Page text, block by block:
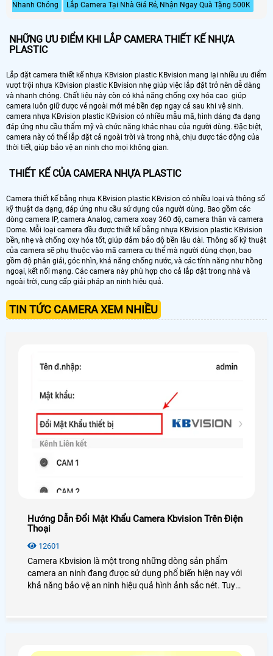
Nhanh Chóng
Lắp Camera Tại Nhà Giá Rẻ, Nhận Ngay Quà Tặng 500K
NHỮNG ƯU ĐIỂM KHI LẮP CAMERA THIẾT KẾ NHỰA
PLASTIC
Lắp đặt camera thiết kế nhựa KBvision plastic KBvision mang lại nhiều ưu điểm
vượt trội nhựa KBvision plastic KBvision nhẹ giúp việc lắp đặt trở nên dễ dàng
và nhanh chóng. Chất liệu này còn có khả năng chống oxy hóa cao giúp
camera luôn giữ được vẻ ngoài mới mẻ bền đẹp ngay cả sau khi vệ sinh.
camera nhựa KBvision plastic KBvision có nhiều mẫu mã, hình dáng đa dạng
đáp ứng nhu cầu thẩm mỹ và chức năng khác nhau của người dùng. Đặc biệt,
camera này có thể lắp đặt cả ngoài trời và trong nhà, chịu được tác động của
thời tiết, giúp bảo vệ an ninh cho mọi không gian.
THIẾT KẾ CỦA CAMERA NHỰA PLASTIC
Camera thiết kế bằng nhựa KBvision plastic KBvision có nhiều loại và thông số
kỹ thuật đa dạng, đáp ứng nhu cầu sử dụng của người dùng. Bao gồm các
dòng camera IP, camera Analog, camera xoay 360 độ, camera thân và camera
Dome. Mỗi loại camera đều được thiết kế bằng nhựa KBvision plastic KBvision
bền, nhẹ và chống oxy hóa tốt, giúp đảm bảo độ bền lâu dài. Thông số kỹ thuật
của camera sẽ phụ thuộc vào mã camera cụ thể mà người dùng chọn, bao
gồm độ phân giải, góc nhìn, khả năng chống nước, và các tính năng như hồng
ngoại, kết nối mạng. Các camera này phù hợp cho cả lắp đặt trong nhà và
ngoài trời, cung cấp giải pháp an ninh hiệu quả.
TIN TỨC CAMERA XEM NHIỀU
Hướng Dẫn Đổi Mật Khẩu Camera Kbvision Trên Điện
Thoại
12601
Camera Kbvision là một trong những dòng sản phẩm
camera an ninh đang được sử dụng phổ biến hiện nay với
khả năng bảo vệ an ninh hiệu quả hình ảnh sắc nét. Tuy